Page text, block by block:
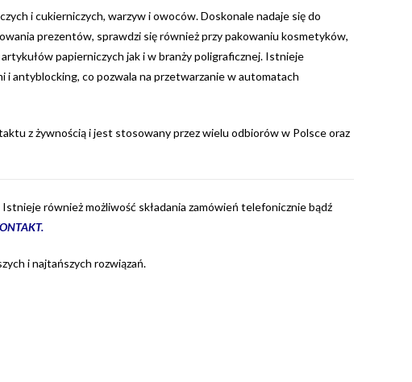
i cukierniczych, warzyw i owoców. Doskonale nadaje się do
prezentów, sprawdzi się również przy pakowaniu kosmetyków,
papierniczych jak i w branży poligraficznej. Istnieje
i antyblocking, co pozwala na przetwarzanie w automatach
z żywnością i jest stosowany przez wielu odbiorów w Polsce oraz
również możliwość składania zamówień telefonicznie bądź
.
i najtańszych rozwiązań.